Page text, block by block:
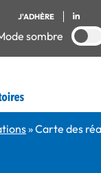
J'ADHÈRE
sombre
»Carte des